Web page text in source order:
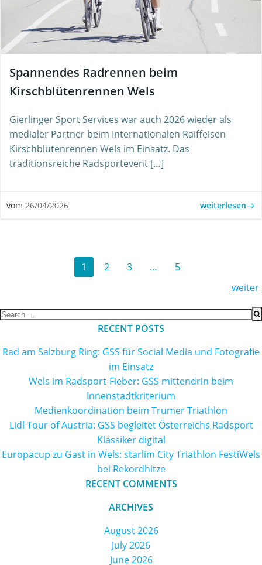
Spannendes Radrennen beim
Kirschblütenrennen Wels
Gierlinger Sport Services war auch 2026 wieder als
medialer Partner beim Internationalen Raiffeisen
Kirschblütenrennen Wels im Einsatz. Das
traditionsreiche Radsportevent […]
vom 26/04/2026 weiterlesen
navigation
Page
1 Page
2 Page
3 … Page
5
navigation
weiter
Search
RECENT POSTS
Rad am Salzburg Ring: GSS für Social Media und Fotografie
im Einsatz
Wels im Radsport-Fieber: GSS mittendrin beim
Innenstadtkriterium
Medienkoordination beim Trumer Triathlon
Lidl Tour of Austria: GSS begleitet Österreichs Radsport
Klassiker digital
Europacup zu Gast in Wels: starlim City Triathlon FestiWels
bei Rekordhitze
RECENT COMMENTS
ARCHIVES
August 2026
July 2026
June 2026